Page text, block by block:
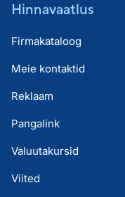
Hinnavaatlus
Firmakataloog
Meie kontaktid
Reklaam
Pangalink
Valuutakursid
Viited